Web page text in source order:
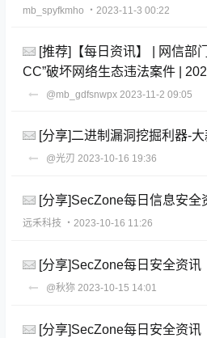
mb_spyfkmho ・2023-11-3 00:22
[推荐]【每日资讯】 | 网信部
CC”破坏网络生态违法案件 |
@mb_gdfsnwpx 2023-11-2 09:05
[分享]二进制漏洞挖掘利器-
@光刃 2023-10-16 19:36
[分享]SecZone每日信息安全
远禾科技 ・2023-10-16 11:26
[分享]SecZone每日安全资讯
@秋狝 2023-10-15 14:01
[分享]SecZone每日安全资讯